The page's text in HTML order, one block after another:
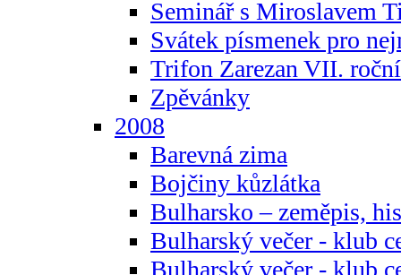
Seminář s Miroslavem
Svátek písmenek pro
Trifon Zarezan VII.
Zpěvánky
2008
Barevná zima
Bojčiny kůzlátka
Bulharsko – zeměpis,
Bulharský večer - klub